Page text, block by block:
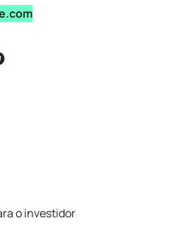
o investidor